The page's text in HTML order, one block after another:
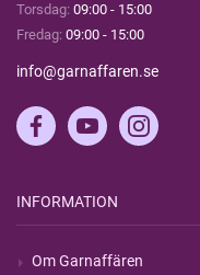
Torsdag: 09:00 - 15:00
Fredag: 09:00 - 15:00
info@garnaffaren.se
INFORMATION
Om Garnaffären